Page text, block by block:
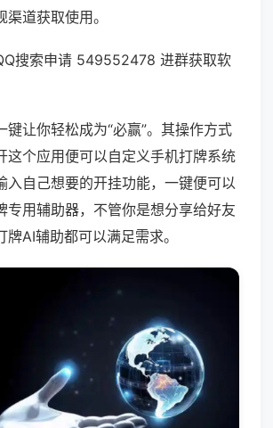
道获取使用。
搜索申请 549552478 进群获取软
键让你轻松成为“必赢”。其操作方式
这个应用便可以自定义手机打牌系统
入自己想要的开挂功能，一键便可以
专用辅助器，不管你是想分享给好友
牌AI辅助都可以满足需求。